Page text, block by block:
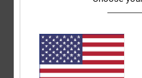
31. gennaio 2026
Tessuto relativamente sottile e
che spuntavano